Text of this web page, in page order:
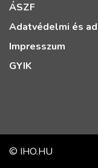
ÁSZF
Adatvédelmi és
Impresszum
GYIK
© IHO.HU